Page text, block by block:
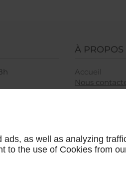
À PROPOS
Accueil
Nous
as well as analyzing
to the use of Cookies from